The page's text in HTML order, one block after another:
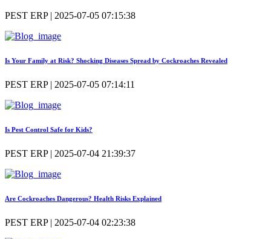
PEST ERP | 2025-07-05 07:15:38
Is Your Family at Risk? Shocking Diseases Spread by Cockroaches Revealed
PEST ERP | 2025-07-05 07:14:11
Is Pest Control Safe for Kids?
PEST ERP | 2025-07-04 21:39:37
Are Cockroaches Dangerous? Health Risks Explained
PEST ERP | 2025-07-04 02:23:38